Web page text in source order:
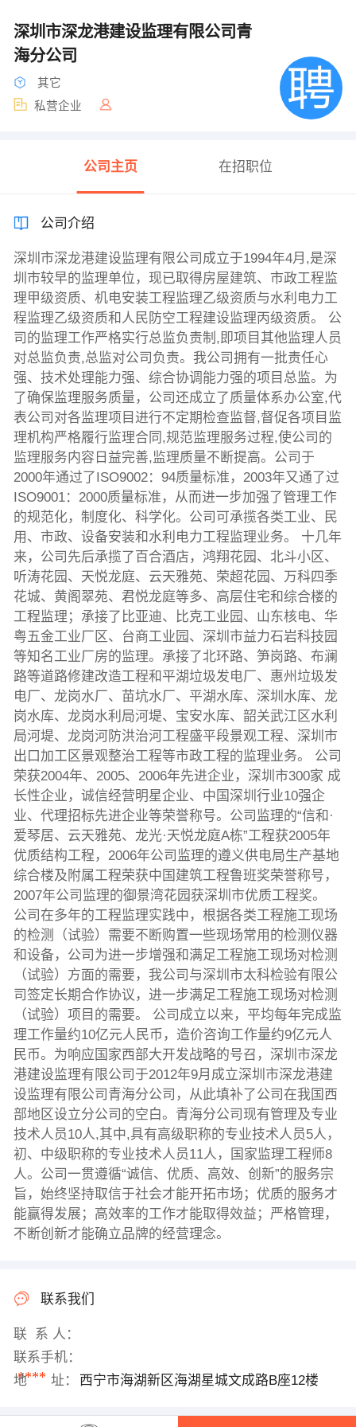
深圳市深龙港建设监理有限公司青
海分公司
其它
私营企业
公司主页 在招职位
公司介绍
深圳市深龙港建设监理有限公司成立于1994年4月,是深
圳市较早的监理单位，现已取得房屋建筑、市政工程监
理甲级资质、机电安装工程监理乙级资质与水利电力工
程监理乙级资质和人民防空工程建设监理丙级资质。 公
司的监理工作严格实行总监负责制,即项目其他监理人员
对总监负责,总监对公司负责。我公司拥有一批责任心
强、技术处理能力强、综合协调能力强的项目总监。为
了确保监理服务质量，公司还成立了质量体系办公室,代
表公司对各监理项目进行不定期检查监督,督促各项目监
理机构严格履行监理合同,规范监理服务过程,使公司的
监理服务内容日益完善,监理质量不断提高。公司于
2000年通过了ISO9002：94质量标准，2003年又通了过
ISO9001：2000质量标准，从而进一步加强了管理工作
的规范化，制度化、科学化。公司可承揽各类工业、民
用、市政、设备安装和水利电力工程监理业务。 十几年
来，公司先后承揽了百合酒店，鸿翔花园、北斗小区、
听涛花园、天悦龙庭、云天雅苑、荣超花园、万科四季
花城、黄阁翠苑、君悦龙庭等多、高层住宅和综合楼的
工程监理；承接了比亚迪、比克工业园、山东核电、华
粤五金工业厂区、台商工业园、深圳市益力石岩科技园
等知名工业厂房的监理。承接了北环路、笋岗路、布澜
路等道路修建改造工程和平湖垃圾发电厂、惠州垃圾发
电厂、龙岗水厂、苗坑水厂、平湖水库、深圳水库、龙
岗水库、龙岗水利局河堤、宝安水库、韶关武江区水利
局河堤、龙岗河防洪治河工程盛平段景观工程、深圳市
出口加工区景观整治工程等市政工程的监理业务。 公司
荣获2004年、2005、2006年先进企业，深圳市300家 成
长性企业，诚信经营明星企业、中国深圳行业10强企
业、代理招标先进企业等荣誉称号。公司监理的“信和·
爱琴居、云天雅苑、龙光·天悦龙庭A栋”工程获2005年
优质结构工程，2006年公司监理的遵义供电局生产基地
综合楼及附属工程荣获中国建筑工程鲁班奖荣誉称号，
2007年公司监理的御景湾花园获深圳市优质工程奖。
公司在多年的工程监理实践中，根据各类工程施工现场
的检测（试验）需要不断购置一些现场常用的检测仪器
和设备，公司为进一步增强和满足工程施工现场对检测
（试验）方面的需要，我公司与深圳市太科检验有限公
司签定长期合作协议，进一步满足工程施工现场对检测
（试验）项目的需要。 公司成立以来，平均每年完成监
理工作量约10亿元人民币，造价咨询工作量约9亿元人
民币。为响应国家西部大开发战略的号召，深圳市深龙
港建设监理有限公司于2012年9月成立深圳市深龙港建
设监理有限公司青海分公司，从此填补了公司在我国西
部地区设立分公司的空白。青海分公司现有管理及专业
技术人员10人,其中,具有高级职称的专业技术人员5人，
初、中级职称的专业技术人员11人，国家监理工程师8
人。公司一贯遵循“诚信、优质、高效、创新”的服务宗
旨，始终坚持取信于社会才能开拓市场；优质的服务才
能赢得发展；高效率的工作才能取得效益；严格管理，
不断创新才能确立品牌的经营理念。
联系我们
联 系 人：
联系手机：
****
地 址： 西宁市海湖新区海湖星城文成路B座12楼